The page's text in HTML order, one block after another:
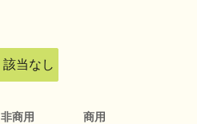
該当なし
非商用 商用